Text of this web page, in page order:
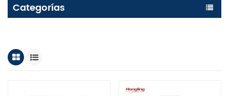
Categorías